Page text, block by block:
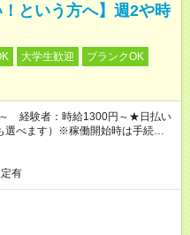
！という方へ】週2や時
大学生歓迎
ブランクOK
経験者：時給1300円～★日払い
選べます）※稼働開始時は手続き完
有